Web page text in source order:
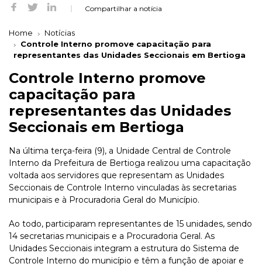
Compartilhar a notícia
Home
Notícias
Controle Interno promove capacitação para
representantes das Unidades Seccionais em Bertioga
Controle Interno promove
capacitação para
representantes das Unidades
Seccionais em Bertioga
Na última terça-feira (9), a Unidade Central de Controle
Interno da Prefeitura de Bertioga realizou uma capacitação
voltada aos servidores que representam as Unidades
Seccionais de Controle Interno vinculadas às secretarias
municipais e à Procuradoria Geral do Município.
Ao todo, participaram representantes de 15 unidades, sendo
14 secretarias municipais e a Procuradoria Geral. As
Unidades Seccionais integram a estrutura do Sistema de
Controle Interno do município e têm a função de apoiar e